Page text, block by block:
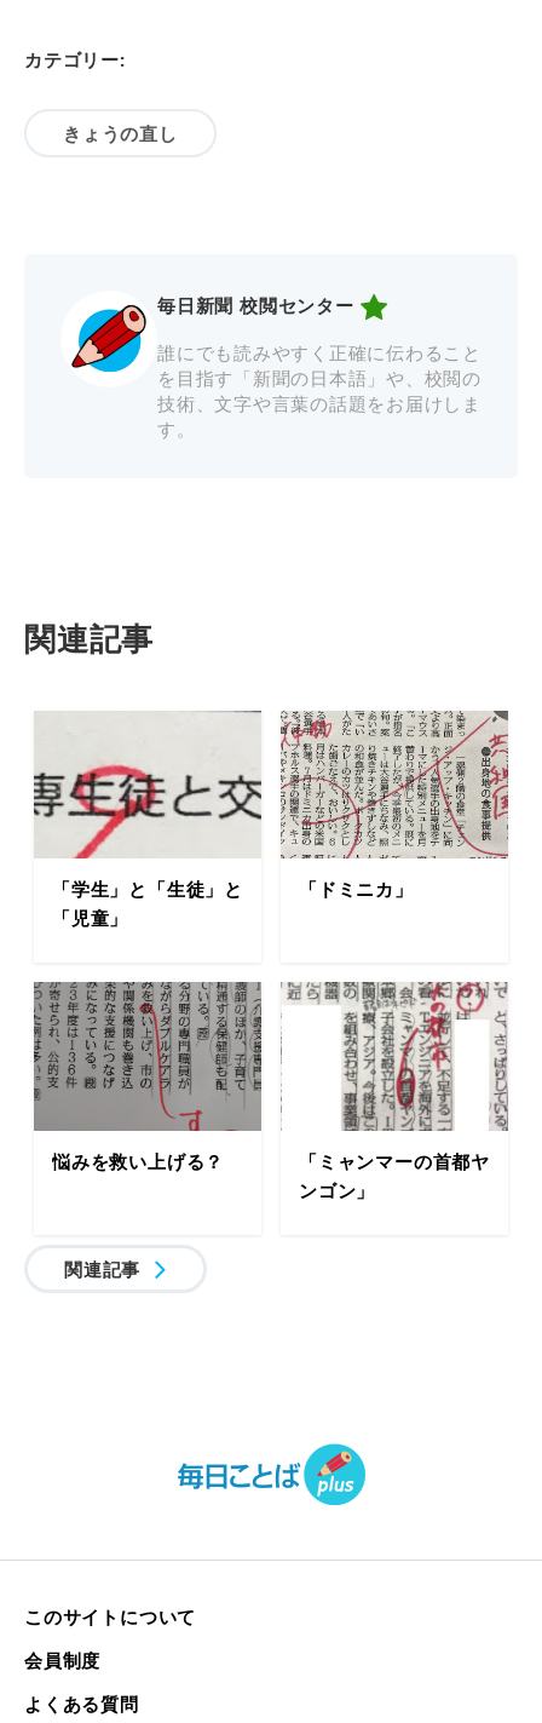
カテゴリー:
きょうの直し
毎日新聞 校閲センター
誰にでも読みやすく正確に伝わること
を目指す「新聞の日本語」や、校閲の
技術、文字や言葉の話題をお届けしま
す。
関連記事
「学生」と「生徒」と
「児童」
「ドミニカ」
悩みを救い上げる？
「ミャンマーの首都ヤ
ンゴン」
関連記事
このサイトについて
会員制度
よくある質問